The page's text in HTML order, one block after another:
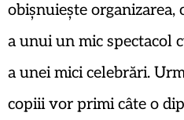
obișnuiește
a unui un mic spectacol
a unei mici celebrări.
copiii vor primi câte o